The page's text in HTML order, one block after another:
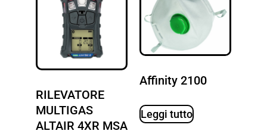
RILEVATORE
MULTIGAS
ALTAIR 4XR MSA
Affinity 2100
Leggi tutto